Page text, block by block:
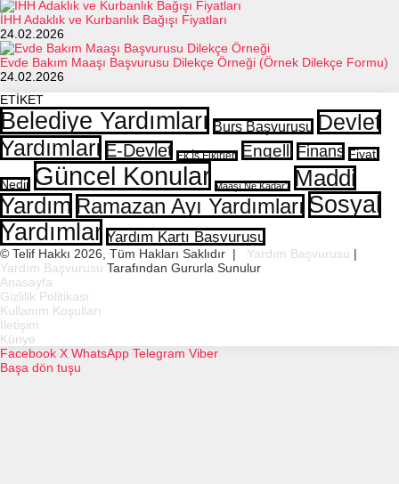
İHH Adaklık ve Kurbanlık Bağışı Fiyatları
24.02.2026
Evde Bakım Maaşı Başvurusu Dilekçe Örneği (Örnek Dilekçe Formu)
24.02.2026
ETİKET
Belediye Yardımları Burs Başvurusu Devlet
Yardımları E-Devlet Ek İş Fikirleri Engelli Finans Fiyatı
Nedir Güncel Konular Maaşı Ne Kadar?
Maddi
Yardım Ramazan Ayı Yardımları Sosyal
Yardımlar Yardım Kartı Başvurusu
© Telif Hakkı 2026, Tüm Hakları Saklıdır | Yardım Başvurusu |
Yardım Başvurusu Tarafından Gururla Sunulur
Anasayfa
Gizlilik Politikası
Kullanım Koşulları
İletişim
Künye
Facebook X WhatsApp Telegram Viber
Başa dön tuşu